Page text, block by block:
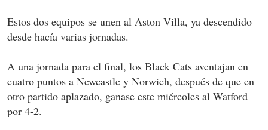
Estos dos equipos se unen al Aston Villa, ya descendido
desde hacía varias jornadas.
A una jornada para el final, los Black Cats aventajan en
cuatro puntos a Newcastle y Norwich, después de que en
otro partido aplazado, ganase este miércoles al Watford
por 4-2.